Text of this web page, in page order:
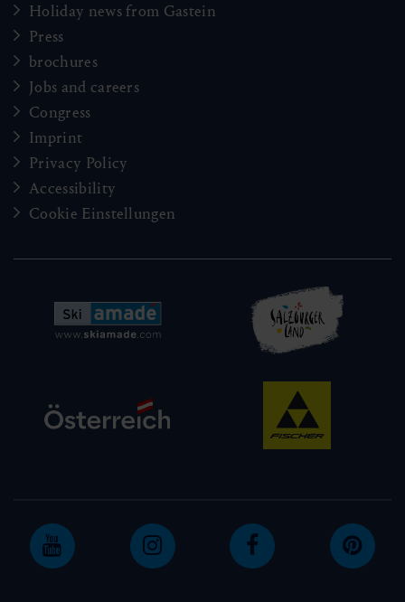
Holiday news from Gastein
Press
brochures
Jobs and careers
Congress
Imprint
Privacy Policy
Accessibility
Cookie Einstellungen